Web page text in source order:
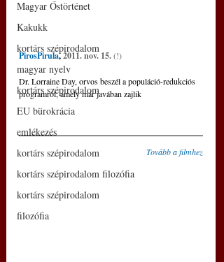
Magyar Őstörténet
Kakukk
kortárs szépirodalom
magyar nyelv
kortárs szépirodalom
EU bürokrácia
emlékezés
kortárs szépirodalom
kortárs szépirodalom filozófia
kortárs szépirodalom
filozófia
PirosPirula, 2011. nov. 15. (!)
Dr. Lorraine Day, orvos beszél a populáció-redukciós
programról, amely már javában zajlik
Tovább a filmhez